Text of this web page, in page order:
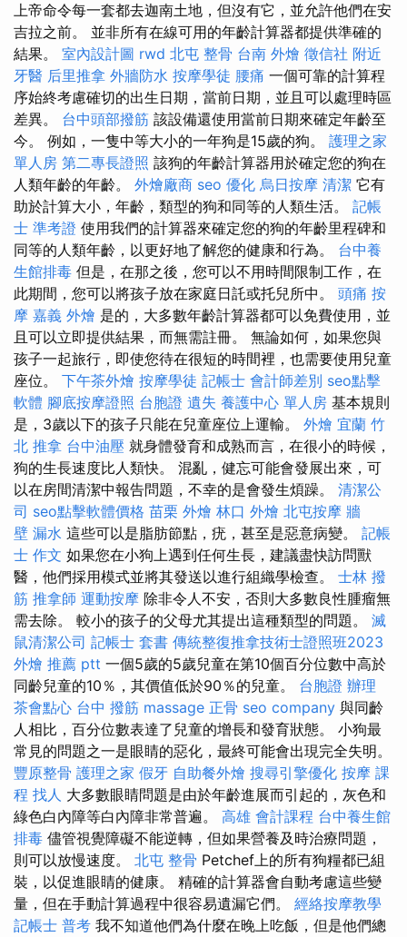
上帝命令每一套都去迦南土地，但沒有它，並允許他們在安
吉拉之前。 並非所有在線可用的年齡計算器都提供準確的
結果。 室內設計圖 rwd 北屯 整骨 台南 外燴 徵信社 附近
牙醫 后里推拿 外牆防水 按摩學徒 腰痛 一個可靠的計算程
序始終考慮確切的出生日期，當前日期，並且可以處理時區
差異。 台中頭部撥筋 該設備還使用當前日期來確定年齡至
今。 例如，一隻中等大小的一年狗是15歲的狗。 護理之家
單人房 第二專長證照 該狗的年齡計算器用於確定您的狗在
人類年齡的年齡。 外燴廠商 seo 優化 烏日按摩 清潔 它有
助於計算大小，年齡，類型的狗和同等的人類生活。 記帳
士 準考證 使用我們的計算器來確定您的狗的年齡里程碑和
同等的人類年齡，以更好地了解您的健康和行為。 台中養
生館排毒 但是，在那之後，您可以不用時間限制工作，在
此期間，您可以將孩子放在家庭日託或托兒所中。 頭痛 按
摩 嘉義 外燴 是的，大多數年齡計算器都可以免費使用，並
且可以立即提供結果，而無需註冊。 無論如何，如果您與
孩子一起旅行，即使您待在很短的時間裡，也需要使用兒童
座位。 下午茶外燴 按摩學徒 記帳士 會計師差別 seo點擊
軟體 腳底按摩證照 台胞證 遺失 養護中心 單人房 基本規則
是，3歲以下的孩子只能在兒童座位上運輸。 外燴 宜蘭 竹
北 推拿 台中油壓 就身體發育和成熟而言，在很小的時候，
狗的生長速度比人類快。 混亂，健忘可能會發展出來，可
以在房間清潔中報告問題，不幸的是會發生煩躁。 清潔公
司 seo點擊軟體價格 苗栗 外燴 林口 外燴 北屯按摩 牆
壁 漏水 這些可以是脂肪節點，疣，甚至是惡意病變。 記帳
士 作文 如果您在小狗上遇到任何生長，建議盡快訪問獸
醫，他們採用模式並將其發送以進行組織學檢查。 士林 撥
筋 推拿師 運動按摩 除非令人不安，否則大多數良性腫瘤無
需去除。 較小的孩子的父母尤其提出這種類型的問題。 滅
鼠清潔公司 記帳士 套書 傳統整復推拿技術士證照班2023
外燴 推薦 ptt 一個5歲的5歲兒童在第10個百分位數中高於
同齡兒童的10％，其價值低於90％的兒童。 台胞證 辦理
茶會點心 台中 撥筋 massage 正骨 seo company 與同齡
人相比，百分位數表達了兒童的增長和發育狀態。 小狗最
常見的問題之一是眼睛的惡化，最終可能會出現完全失明。
豐原整骨 護理之家 假牙 自助餐外燴 搜尋引擎優化 按摩 課
程 找人 大多數眼睛問題是由於年齡進展而引起的，灰色和
綠色白內障等白內障非常普遍。 高雄 會計課程 台中養生館
排毒 儘管視覺障礙不能逆轉，但如果營養及時治療問題，
則可以放慢速度。 北屯 整骨 Petchef上的所有狗糧都已組
裝，以促進眼睛的健康。 精確的計算器會自動考慮這些變
量，但在手動計算過程中很容易遺漏它們。 經絡按摩教學
記帳士 普考 我不知道他們為什麼在晚上吃飯，但是他們總